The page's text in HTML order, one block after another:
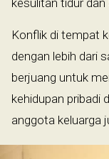
kesulitan tidur
Konflik di tempat
dengan lebih dari
berjuang untuk
kehidupan pribadi
anggota keluarga